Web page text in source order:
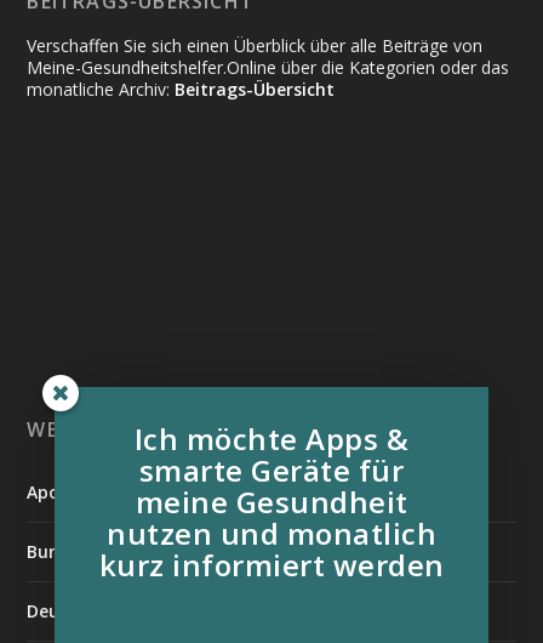
Verschaffen Sie sich einen Überblick über alle Beiträge von
Meine-Gesundheitshelfer.Online über die Kategorien oder das
monatliche Archiv: Beitrags-Übersicht
WEITERE INFORMATIONSQUELLEN:
Apotheken Umschau
Bundesverband der Organtransplantierten e.V.
Deutsche Stiftung für chronisch Kranke
Ich möchte Apps &
smarte Geräte für
meine Gesundheit
nutzen und monatlich
kurz informiert werden